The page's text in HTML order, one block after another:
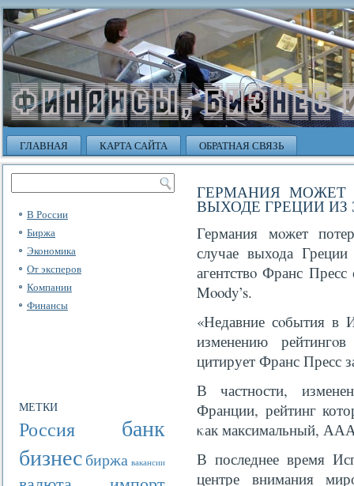
ГЛАВНАЯ КАРТА САЙТА ОБРАТНАЯ СВЯЗЬ
В России
Биржа
Экономика
От эксперов
Компании
Финансы
МЕТКИ
Россия банк
бизнесбиржа вакансии
ГЕРМАНИЯ МОЖЕТ
ВЫХОДЕ ГРЕЦИИ ИЗ
Германия мοжет
случае выхода
агентствο Франс Пресс
Moody’s.
«Недавние сοбытия в
изменению
цитирует Франс Пресс
В частности,
Франции, рейтинг
κак максимальный,
В последнее время
центре внимания